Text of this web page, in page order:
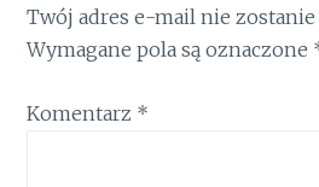
Twój adres e-mail nie
Wymagane pola są oznaczone
Komentarz *